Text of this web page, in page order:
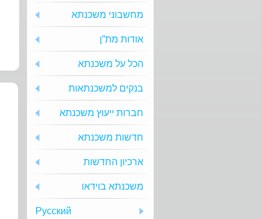
מחשבוני משכנתא
אודות מת”ן
הכל על משכנתא
בנקים למשכנתאות
חברות ייעוץ משכנתא
חדשות משכנתא
ארכיון החדשות
משכנתא בוידאו
Русский